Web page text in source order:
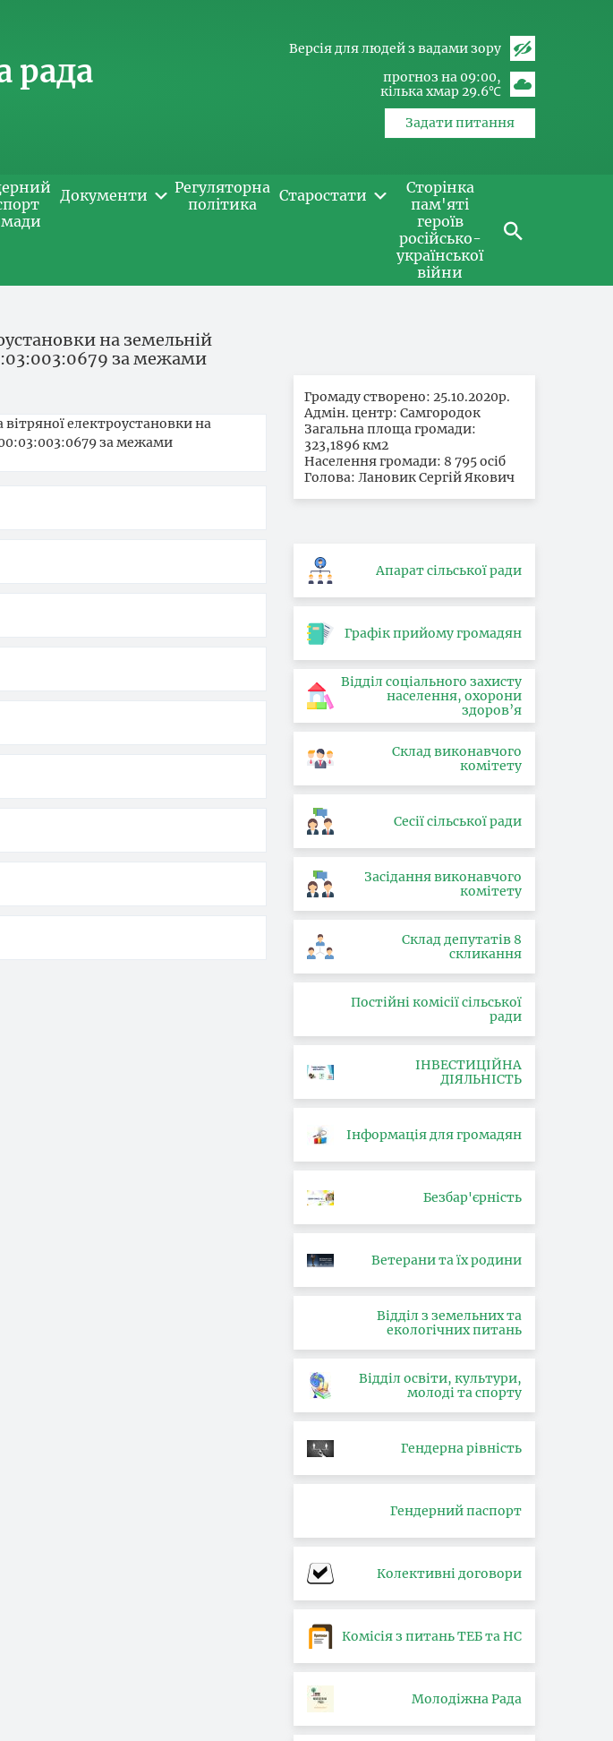
рада
Версія для людей з вадами зору
прогноз на 09:00
кілька хмар 29.6℃
Задати питання
Документи
Регуляторна
політика
Старостати
Сторінка
пам'яті
героїв
російсько-
української
війни
на земельній
за межами
електроустановки на
за межами
Громаду створено: 25.10.2020р.
Адмін. центр: Самгородок
Загальна площа громади:
323,1896 км2
Населення громади: 8 795 осіб
Голова: Лановик Сергій Якович
Апарат сільської ради
Графік прийому громадян
Відділ соціального захисту
населення, охорони
здоров’я
Склад виконавчого
комітету
Сесії сільської ради
Засідання виконавчого
комітету
Склад депутатів 8
скликання
Постійні комісії сільської
ради
ІНВЕСТИЦІЙНА
ДІЯЛЬНІСТЬ
Інформація для громадян
Безбар'єрність
Ветерани та їх родини
Відділ з земельних та
екологічних питань
Відділ освіти, культури,
молоді та спорту
Гендерна рівність
Гендерний паспорт
Колективні договори
Комісія з питань ТЕБ та НС
Молодіжна Рада